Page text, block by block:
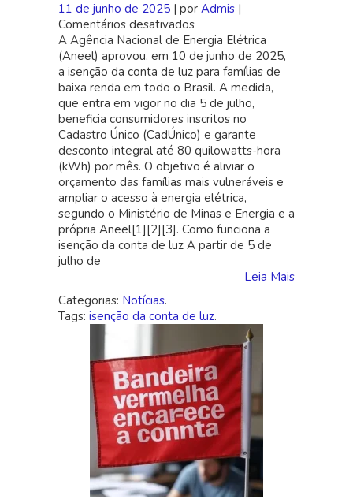
11 de junho de 2025 | por Admis |
Comentários desativados
Aneel
aprova
isenção
da
conta
de
luz
para
mais
pobres
a
partir
de
julho
A Agência Nacional de Energia Elétrica
(Aneel) aprovou, em 10 de junho de 2025,
a isenção da conta de luz para famílias de
baixa renda em todo o Brasil. A medida,
que entra em vigor no dia 5 de julho,
beneficia consumidores inscritos no
Cadastro Único (CadÚnico) e garante
desconto integral até 80 quilowatts-hora
(kWh) por mês. O objetivo é aliviar o
orçamento das famílias mais vulneráveis e
ampliar o acesso à energia elétrica,
segundo o Ministério de Minas e Energia e a
própria Aneel[1][2][3]. Como funciona a
isenção da conta de luz A partir de 5 de
julho de
Leia Mais
Categorias: Notícias.
Tags: isenção da conta de luz.